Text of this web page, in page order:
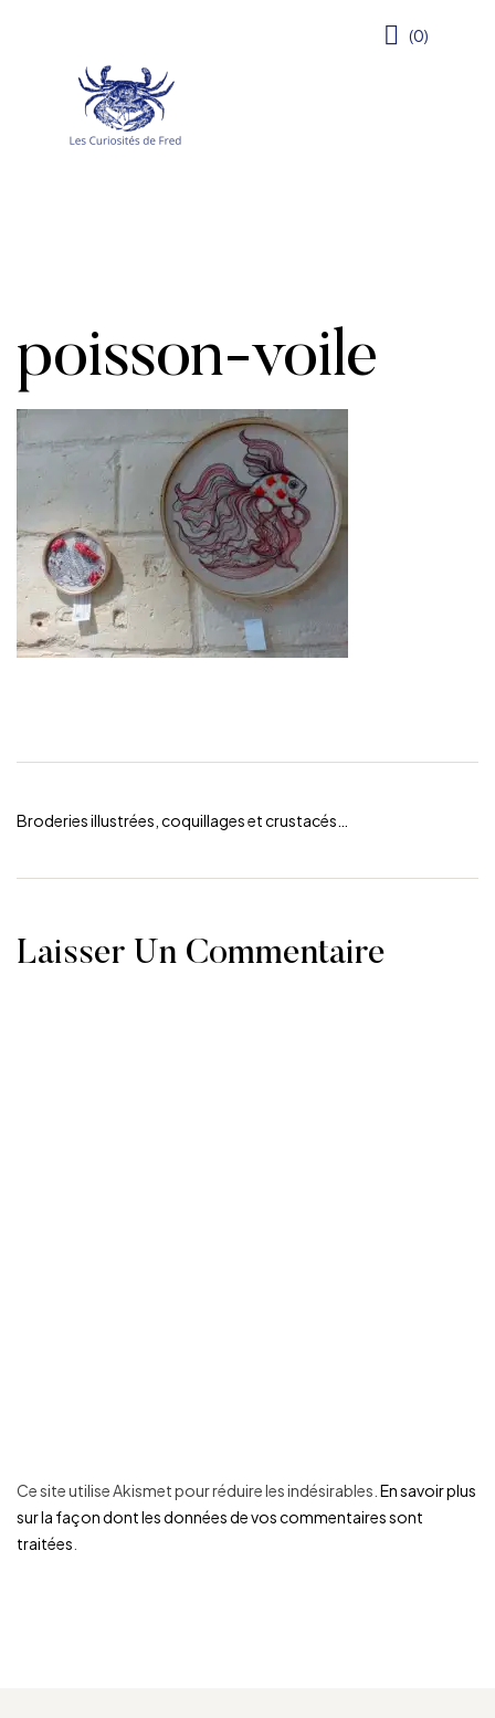
(0)
poisson-voile
Broderies illustrées, coquillages et crustacés…
Laisser Un Commentaire
Ce site utilise Akismet pour réduire les indésirables. En savoir plus
sur la façon dont les données de vos commentaires sont
traitées